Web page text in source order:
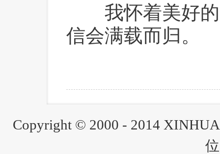
我怀着美好的
信会满载而归。
Copyright © 2000 - 2014